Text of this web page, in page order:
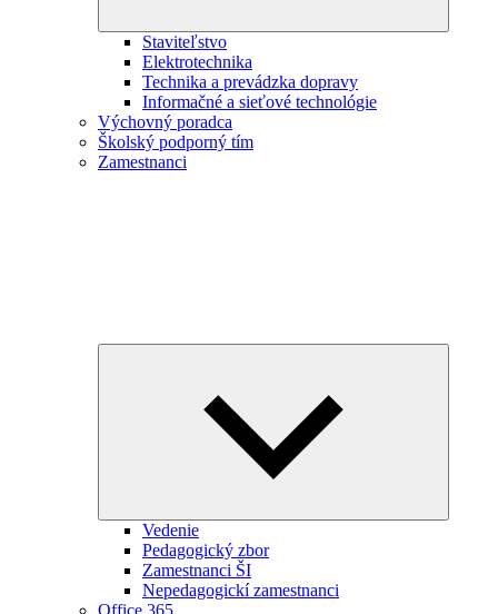
Staviteľstvo
Elektrotechnika
Technika a prevádzka dopravy
Informačné a sieťové technológie
Výchovný poradca
Školský podporný tím
Zamestnanci
Vedenie
Pedagogický zbor
Zamestnanci ŠI
Nepedagogickí zamestnanci
Office 365